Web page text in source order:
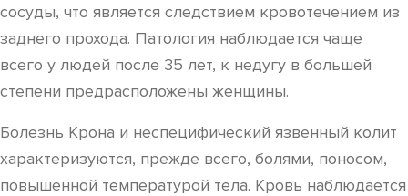
сосуды, что является следствием кровотечением из
заднего прохода. Патология наблюдается чаще
всего у людей после 35 лет, к недугу в большей
степени предрасположены женщины.
Болезнь Крона и неспецифический язвенный колит
характеризуются, прежде всего, болями, поносом,
повышенной температурой тела. Кровь наблюдается